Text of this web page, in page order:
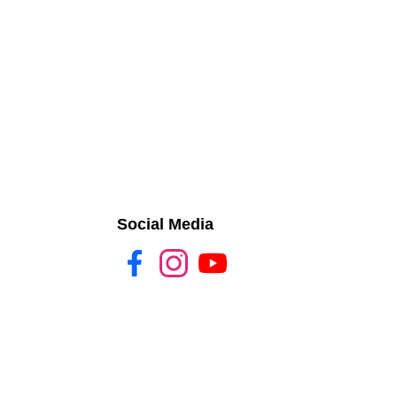
Social Media
FacebookInstagramYouTube